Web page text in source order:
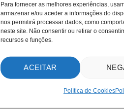
Para fornecer as melhores experiências,
armazenar e/ou aceder a informações do
nos permitirá processar dados, como
neste site. Não consentir ou retirar o
recursos e funções.
ACEITAR
Política de Cookies